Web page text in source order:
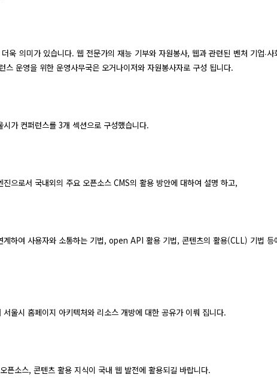
욱 의미가 있습니다. 웹 전문가의 재능 기부와 자원봉사, 웹과 관련된 벤처 기업∙사
스 운영을 위한 운영사무국은 오거나이저와 자원봉사자로 구성 됩니다.
가 컨퍼런스를 3개 섹션으로 구성했습니다.
으로서 국내외의 주요 오픈소스 CMS의 활용 방안에 대하여 설명 하고,
계하여 사용자와 소통하는 기법, open API 활용 기법, 콘텐츠의 활용(CLL) 기법 등
울시 홈페이지 아키텍처와 리소스 개방에 대한 공유가 이뤄 집니다.
픈소스, 콘텐츠 활용 지식이 국내 웹 발전에 활용되길 바랍니다.